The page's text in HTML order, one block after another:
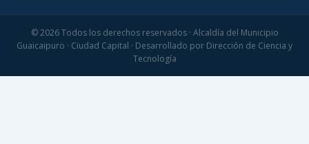
© 2026 Todos los derechos reservados · Alcaldía del Municipio
Guaicaipuro · Ciudad Capital · Desarrollado por Dirección de Ciencia y
Tecnología